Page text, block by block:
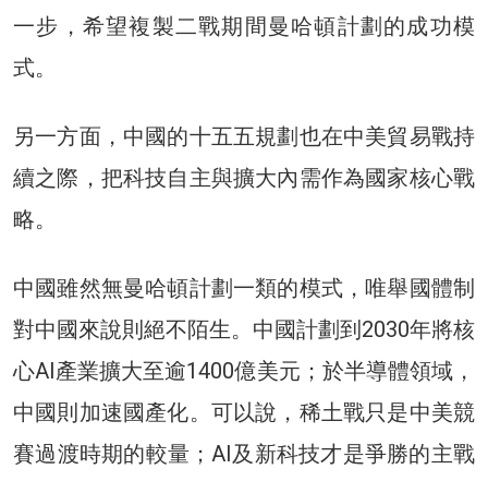
一步，希望複製二戰期間曼哈頓計劃的成功模
式。
另一方面，中國的十五五規劃也在中美貿易戰持
續之際，把科技自主與擴大內需作為國家核心戰
略。
中國雖然無曼哈頓計劃一類的模式，唯舉國體制
對中國來說則絕不陌生。中國計劃到2030年將核
心AI產業擴大至逾1400億美元；於半導體領域，
中國則加速國產化。可以說，稀土戰只是中美競
賽過渡時期的較量；AI及新科技才是爭勝的主戰